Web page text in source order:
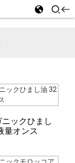
ックひまし
量オンス